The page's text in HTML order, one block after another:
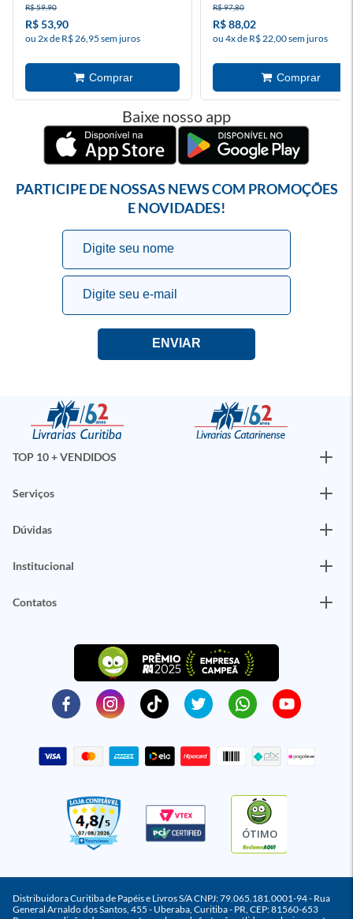
R$ 59,90
R$ 53,90
ou 2x de R$ 26,95 sem juros
R$ 97,80
R$ 88,02
ou 4x de R$ 22,00 sem juros
Baixe nosso app
PARTICIPE DE NOSSAS NEWS COM PROMOÇÕES
E NOVIDADES!
TOP 10 + VENDIDOS
Serviços
Dúvidas
Institucional
Contatos
ÓTIMO
Distribuidora Curitiba de Papéis e Livros S/A CNPJ: 79.065.181.0001-94 - Rua
General Arnaldo dos Santos, 455 - Uberaba, Curitiba - PR, CEP: 81560-653